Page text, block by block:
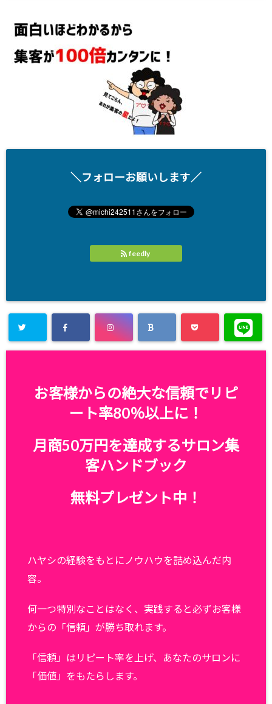
＼フォローお願いします／
feedly
お客様からの絶大な信頼でリピ
ート率80％以上に！
月商50万円を達成するサロン集
客ハンドブック
無料プレゼント中！
ハヤシの経験をもとにノウハウを詰め込んだ内
容。
何一つ特別なことはなく、実践すると必ずお客様
からの「信頼」が勝ち取れます。
「信頼」はリピート率を上げ、あなたのサロンに
「価値」をもたらします。